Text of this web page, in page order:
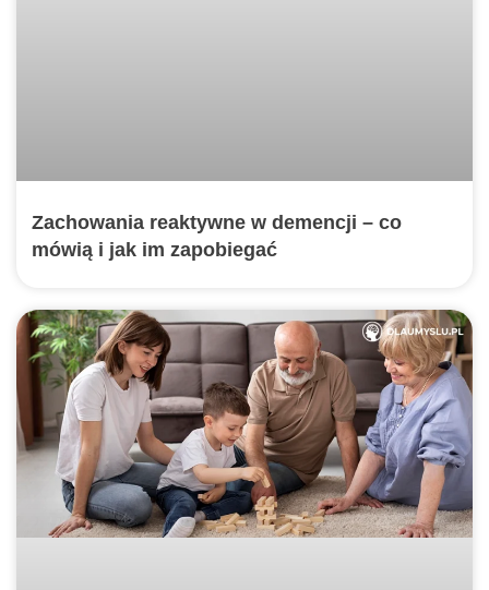
Zachowania reaktywne w demencji – co
mówią i jak im zapobiegać